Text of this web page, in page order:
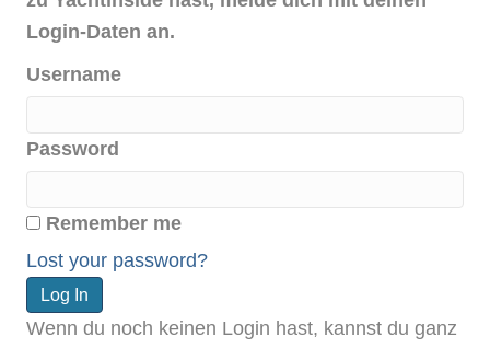
Login-Daten an.
Username
Password
Remember me
Lost your password?
Wenn du noch keinen Login hast, kannst du ganz